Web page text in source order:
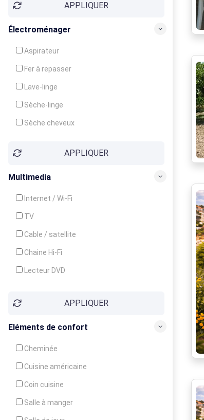
Congélateur
APPLIQUER
Électroménager
Aspirateur
Fer à repasser
Lave-linge
Sèche-linge
Sèche cheveux
APPLIQUER
Multimedia
Internet / Wi-Fi
TV
Cable / satellite
Chaine Hi-Fi
Lecteur DVD
APPLIQUER
Eléments de confort
Cheminée
Cuisine américaine
Coin cuisine
Salle à manger